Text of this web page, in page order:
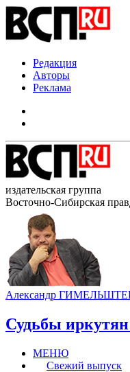
Редакция
Авторы
Реклама
издательская группа
Восточно-Сибирская
Александр
Судьбы
МЕНЮ
Свежий выпуск